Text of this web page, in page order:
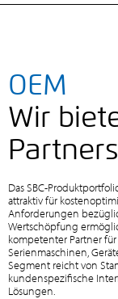
OEM
Wir
Das SBC-
attraktiv für
Anforderungen
Wertschöpfung
kompetenter Partner
Serienmaschinen,
Segment reicht von
kundenspezifische
Lösungen.